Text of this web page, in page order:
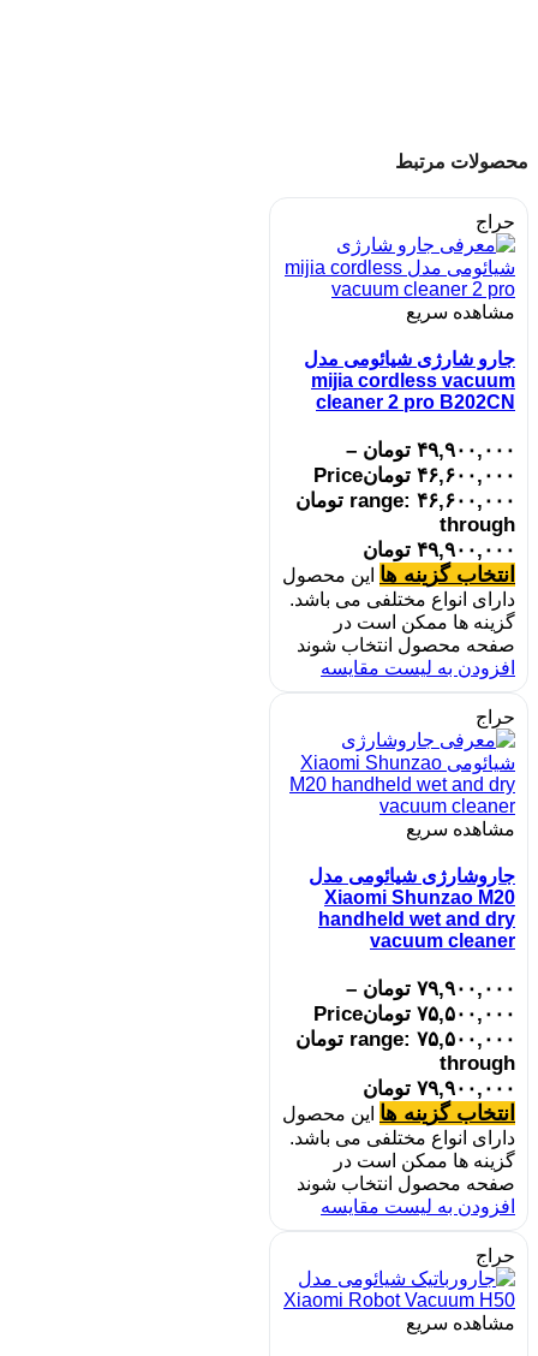
محصولات مرتبط
حراج
مشاهده سریع
جارو شارژی شیائومی مدل
mijia cordless vacuum
cleaner 2 pro B202CN
۴۹,۹۰۰,۰۰۰ تومان –
۴۶,۶۰۰,۰۰۰ تومانPrice
range: ۴۶,۶۰۰,۰۰۰ تومان
through
۴۹,۹۰۰,۰۰۰ تومان
انتخاب گزینه ها این محصول
دارای انواع مختلفی می باشد.
گزینه ها ممکن است در
صفحه محصول انتخاب شوند
افزودن به لیست مقایسه
حراج
مشاهده سریع
جاروشارژی شیائومی مدل
Xiaomi Shunzao M20
handheld wet and dry
vacuum cleaner
۷۹,۹۰۰,۰۰۰ تومان –
۷۵,۵۰۰,۰۰۰ تومانPrice
range: ۷۵,۵۰۰,۰۰۰ تومان
through
۷۹,۹۰۰,۰۰۰ تومان
انتخاب گزینه ها این محصول
دارای انواع مختلفی می باشد.
گزینه ها ممکن است در
صفحه محصول انتخاب شوند
افزودن به لیست مقایسه
حراج
مشاهده سریع